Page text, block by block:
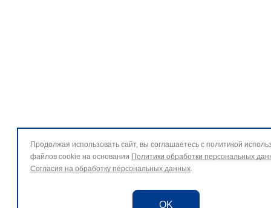
Продолжая использовать сайт, вы соглашаетесь с политикой
файлов cookie на основании Политики обработки персональных
Согласия на обработку персональных данных.
OK